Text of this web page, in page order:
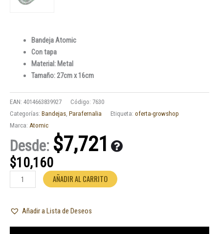
Bandeja Atomic
Con tapa
Material: Metal
Tamaño: 27cm x 16cm
EAN: 4014663839927 Código: 7630
Categorías: Bandejas Parafernalia Etiqueta: oferta-growshop
Marca: Atomic
Desde: $7,721
$10,160
Bandeja
de
Atomic
AÑADIR AL CARRITO
Añadir a Lista de Deseos